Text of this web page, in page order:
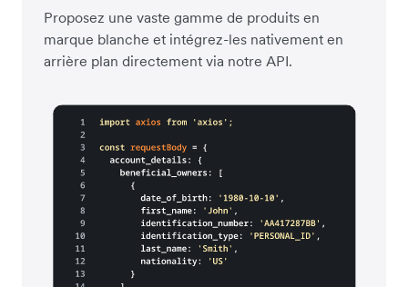
Proposez une vaste gamme de produits en
marque blanche et intégrez-les nativement en
arrière plan directement via notre API.